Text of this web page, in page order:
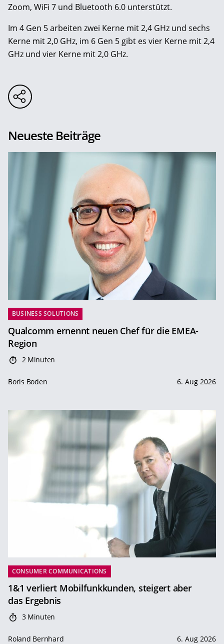
Zoom, WiFi 7 und Bluetooth 6.0 unterstützt.
Im 4 Gen 5 arbeiten zwei Kerne mit 2,4 GHz und sechs
Kerne mit 2,0 GHz, im 6 Gen 5 gibt es vier Kerne mit 2,4
GHz und vier Kerne mit 2,0 GHz.
Neueste Beiträge
BUSINESS SOLUTIONS
Qualcomm ernennt neuen Chef für die EMEA-
Region
2 Minuten
Boris Boden 6. Aug 2026
CONSUMER COMMUNICATIONS
1&1 verliert Mobilfunkkunden, steigert aber
das Ergebnis
3 Minuten
Roland Bernhard 6. Aug 2026